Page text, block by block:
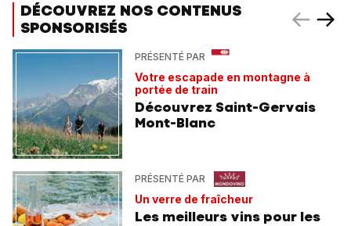
DÉCOUVREZ NOS CONTENUS
SPONSORISÉS
PRÉSENTÉ PAR
Votre escapade en montagne à
portée de train
Découvrez Saint-Gervais
Mont-Blanc
PRÉSENTÉ PAR
Un verre de fraîcheur
Les meilleurs vins pour les